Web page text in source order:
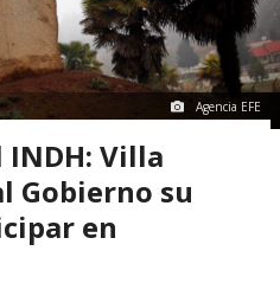
Agencia EFE
Villa
Gobierno su
en